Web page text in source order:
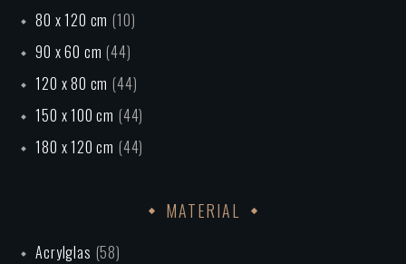
80 x 120 cm (10)
90 x 60 cm (44)
120 x 80 cm (44)
150 x 100 cm (44)
180 x 120 cm (44)
MATERIAL
Acrylglas (58)